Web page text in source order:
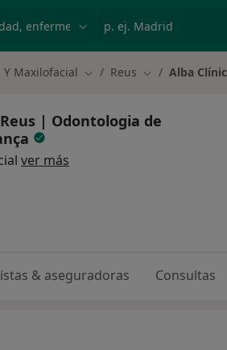
Maxilofacial Cambiar de ciudad
Reus Cambiar de
Alba
| Odontologia de
ver más
& aseguradoras Consultas